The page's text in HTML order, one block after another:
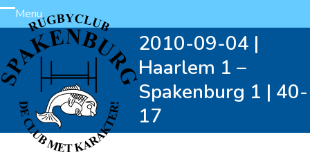
Skip
to
content
Menu
Open
mobile
menu
Close
mobile
menu
2010-09-04 |
Haarlem 1 –
Spakenburg 1 | 40-
17